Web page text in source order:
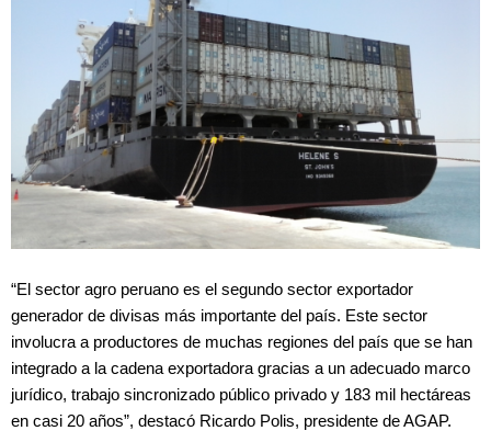
“El sector agro peruano es el segundo sector exportador
generador de divisas más importante del país. Este sector
involucra a productores de muchas regiones del país que se han
integrado a la cadena exportadora gracias a un adecuado marco
jurídico, trabajo sincronizado público privado y 183 mil hectáreas
en casi 20 años”, destacó Ricardo Polis, presidente de AGAP.